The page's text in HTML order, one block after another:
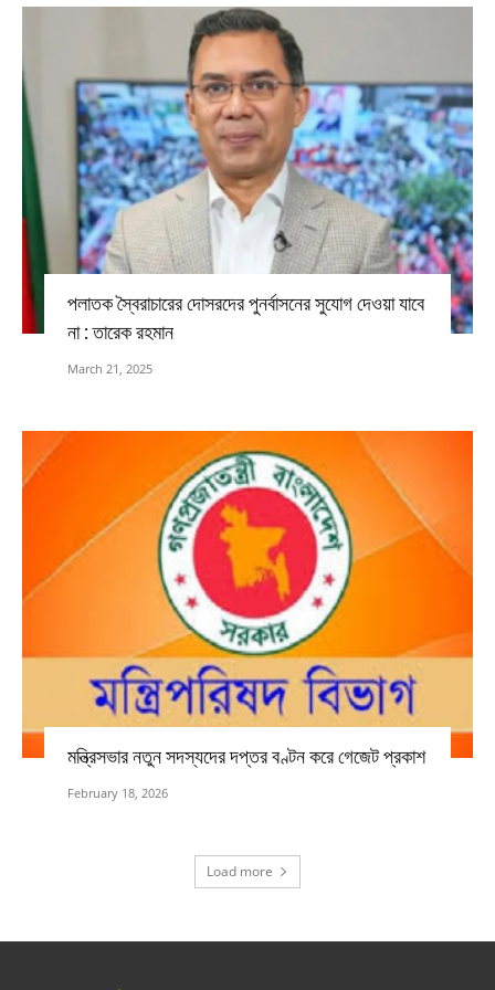
পলাতক স্বৈরাচারের দোসরদের পুনর্বাসনের সুযোগ দেওয়া যাবে
না : তারেক রহমান
March 21, 2025
মন্ত্রিসভার নতুন সদস্যদের দপ্তর বণ্টন করে গেজেট প্রকাশ
February 18, 2026
Load more